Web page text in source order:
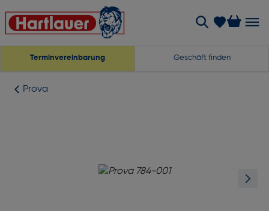
Terminvereinbarung Geschäft finden
Prova